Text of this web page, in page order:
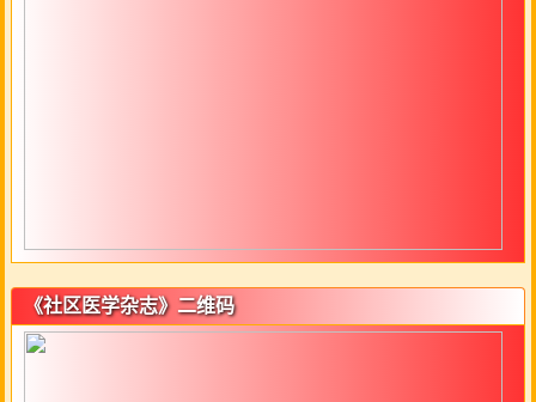
《社区医学杂志》二维码